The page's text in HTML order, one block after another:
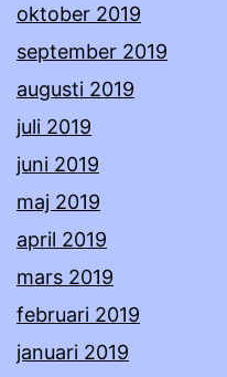
oktober 2019
september 2019
augusti 2019
juli 2019
juni 2019
maj 2019
april 2019
mars 2019
februari 2019
januari 2019